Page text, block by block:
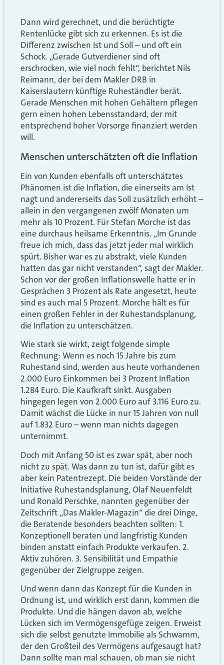
Dann wird gerechnet, und die berüchtigte
Rentenlücke gibt sich zu erkennen. Es ist die
Differenz zwischen Ist und Soll – und oft ein
Schock. „Gerade Gutverdiener sind oft
erschrocken, wie viel noch fehlt“, berichtet Nils
Reimann, der bei dem Makler DRB in
Kaiserslautern künftige Ruheständler berät.
Gerade Menschen mit hohen Gehältern pflegen
gern einen hohen Lebensstandard, der mit
entsprechend hoher Vorsorge finanziert werden
will.
Menschen unterschätzten oft die Inflation
Ein von Kunden ebenfalls oft unterschätztes
Phänomen ist die Inflation, die einerseits am Ist
nagt und andererseits das Soll zusätzlich erhöht –
allein in den vergangenen zwölf Monaten um
mehr als 10 Prozent. Für Stefan Morche ist das
eine durchaus heilsame Erkenntnis. „Im Grunde
freue ich mich, dass das jetzt jeder mal wirklich
spürt. Bisher war es zu abstrakt, viele Kunden
hatten das gar nicht verstanden“, sagt der Makler.
Schon vor der großen Inflationswelle hatte er in
Gesprächen 3 Prozent als Rate angesetzt, heute
sind es auch mal 5 Prozent. Morche hält es für
einen großen Fehler in der Ruhestandsplanung,
die Inflation zu unterschätzen.
Wie stark sie wirkt, zeigt folgende simple
Rechnung: Wenn es noch 15 Jahre bis zum
Ruhestand sind, werden aus heute vorhandenen
2.000 Euro Einkommen bei 3 Prozent Inflation
1.284 Euro. Die Kaufkraft sinkt. Ausgaben
hingegen legen von 2.000 Euro auf 3.116 Euro zu.
Damit wächst die Lücke in nur 15 Jahren von null
auf 1.832 Euro – wenn man nichts dagegen
unternimmt.
Doch mit Anfang 50 ist es zwar spät, aber noch
nicht zu spät. Was dann zu tun ist, dafür gibt es
aber kein Patentrezept. Die beiden Vorstände der
Initiative Ruhestandsplanung, Olaf Neuenfeldt
und Ronald Perschke, nannten gegenüber der
Zeitschrift „Das Makler-Magazin“ die drei Dinge,
die Beratende besonders beachten sollten: 1.
Konzeptionell beraten und langfristig Kunden
binden anstatt einfach Produkte verkaufen. 2.
Aktiv zuhören. 3. Sensibilität und Empathie
gegenüber der Zielgruppe zeigen.
Und wenn dann das Konzept für die Kunden in
Ordnung ist, und wirklich erst dann, kommen die
Produkte. Und die hängen davon ab, welche
Lücken sich im Vermögensgefüge zeigen. Erweist
sich die selbst genutzte Immobilie als Schwamm,
der den Großteil des Vermögens aufgesaugt hat?
Dann sollte man mal schauen, ob man sie nicht